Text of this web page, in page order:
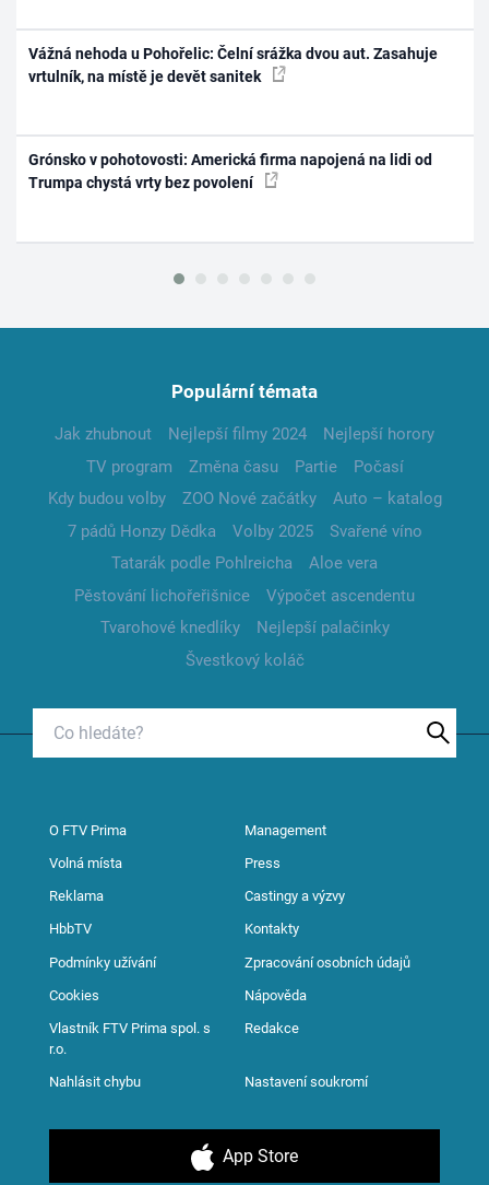
Vážná nehoda u Pohořelic: Čelní srážka dvou aut. Zasahuje
vrtulník, na místě je devět sanitek
Grónsko v pohotovosti: Americká firma napojená na lidi od
Trumpa chystá vrty bez povolení
Populární témata
Jak zhubnout Nejlepší filmy 2024
Nejlepší horory
TV program
Změna času Partie
Počasí
Kdy budou volby
ZOO Nové začátky
Auto – katalog
7 pádů Honzy Dědka
Volby 2025
Svařené víno
Tatarák podle Pohlreicha
Aloe vera
Pěstování lichořeřišnice
Výpočet ascendentu
Tvarohové knedlíky
Nejlepší palačinky
Švestkový koláč
O FTV Prima Management
Volná místa Press
Reklama Castingy a výzvy
HbbTV Kontakty
Podmínky užívání Zpracování osobních údajů
Cookies Nápověda
Vlastník FTV Prima spol. s
r.o.
Redakce
Nahlásit chybu Nastavení soukromí
App Store